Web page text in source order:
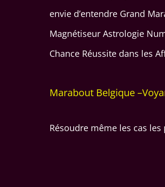
envie d’entendre Grand
Magnétiseur Astrologie
Chance Réussite dans les
Marabout Belgique
Résoudre même les cas les